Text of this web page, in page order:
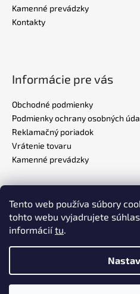
Tento web používa súbory
tohto webu vyjadrujete
informáciítu.
Kamenné prevádzky
Kontakty
Informácie pre vás
Obchodné podmienky
Podmienky ochrany osobných
Reklamačný poriadok
Vrátenie tovaru
Kamenné prevádzky
Realizovalo štúdio